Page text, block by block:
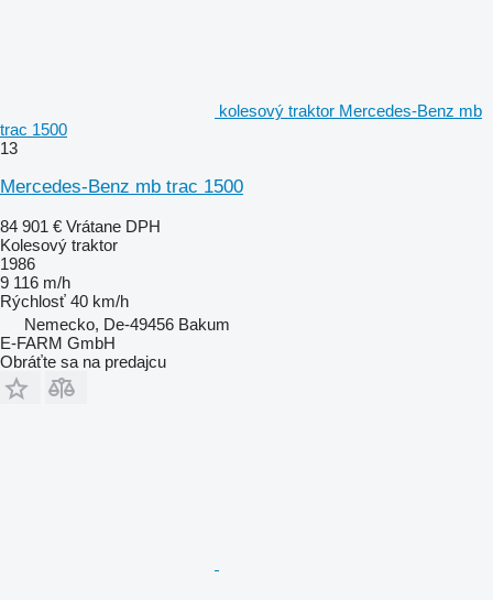
kolesový traktor Mercedes-Benz mb
trac 1500
13
Mercedes-Benz mb trac 1500
84 901 € Vrátane DPH
Kolesový traktor
1986
9 116 m/h
Rýchlosť 40 km/h
Nemecko, De-49456 Bakum
E-FARM GmbH
Obráťte sa na predajcu